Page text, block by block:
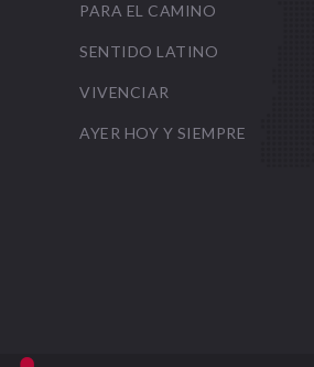
PARA EL CAMINO
SENTIDO LATINO
VIVENCIAR
AYER HOY Y SIEMPRE